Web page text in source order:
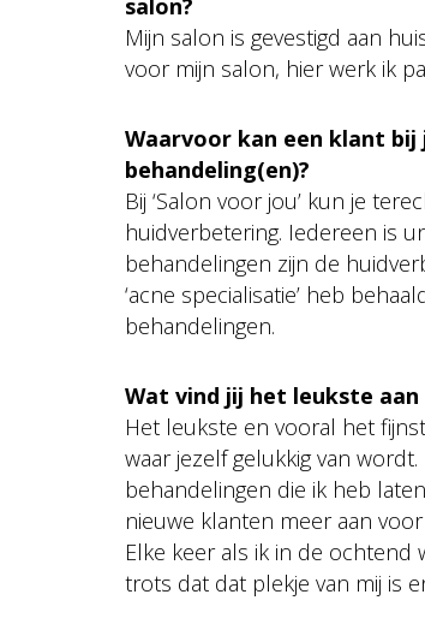
Mijn salon is gevestigd aan
voor mijn salon, hier werk ik
Waarvoor kan een klant
behandeling(en)?
Bij ‘Salon voor jou’ kun je
huidverbetering. Iedereen is
behandelingen zijn de
‘acne specialisatie’ heb
behandelingen.
Wat vind jij het leukste aan
Het leukste en vooral het
waar jezelf gelukkig van
behandelingen die ik heb
nieuwe klanten meer aan
Elke keer als ik in de
trots dat dat plekje van mij is